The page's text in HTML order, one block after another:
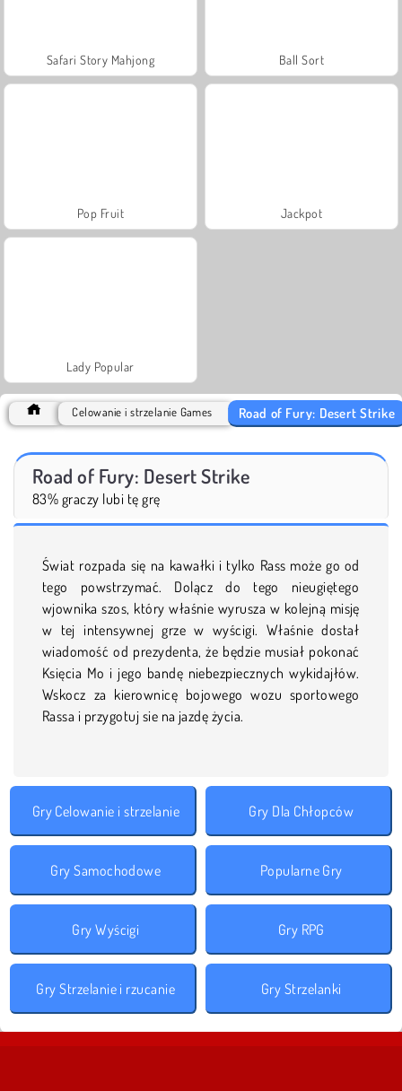
Safari Story Mahjong Ball Sort
Pop Fruit Jackpot
Lady Popular
Celowanie i strzelanie Games Road of Fury: Desert Strike
Road of Fury: Desert Strike
83% graczy lubi tę grę
Świat rozpada się na kawałki i tylko Rass może go od
tego powstrzymać. Dolącz do tego nieugiętego
wjownika szos, który właśnie wyrusza w kolejną misję
w tej intensywnej grze w wyścigi. Właśnie dostał
wiadomość od prezydenta, że będzie musiał pokonać
Księcia Mo i jego bandę niebezpiecznych wykidajłów.
Wskocz za kierownicę bojowego wozu sportowego
Rassa i przygotuj sie na jazdę życia.
Gry Celowanie i strzelanie Gry Dla Chłopców
Gry Samochodowe Popularne Gry
Gry Wyścigi Gry RPG
Gry Strzelanie i rzucanie Gry Strzelanki